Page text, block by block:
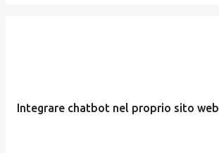
Integrare chatbot nel proprio sito web